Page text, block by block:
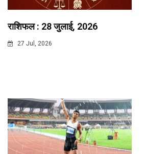
राशिफल : 28 जुलाई, 2026
27 Jul, 2026